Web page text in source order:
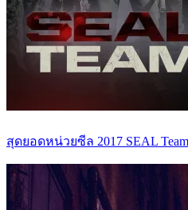
สุดยอดหน่วยซีล 2017 SEAL